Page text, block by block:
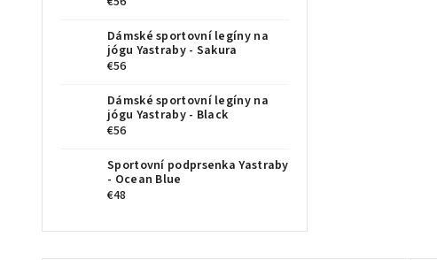
Dámské sportovní legíny na
jógu Yastraby - Sakura
€56
Dámské sportovní legíny na
jógu Yastraby - Black
€56
Sportovní podprsenka Yastraby
- Ocean Blue
€48